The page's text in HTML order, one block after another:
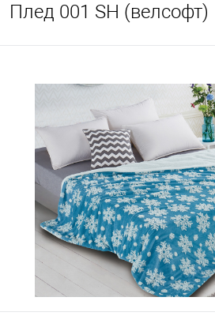
Плед 001 SH (велсофт)